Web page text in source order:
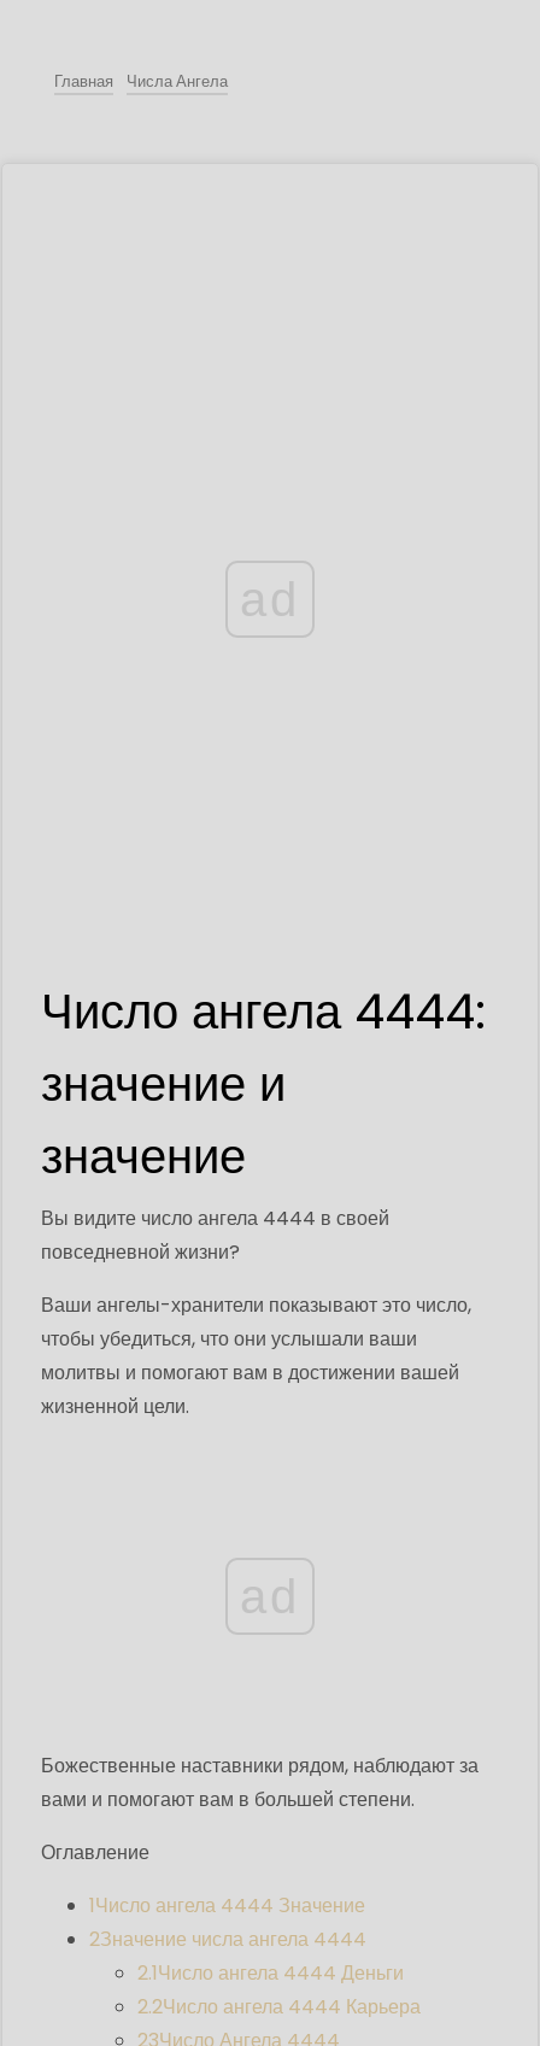
Главная Числа Ангела
ad
Число ангела 4444:
значение и
значение
Вы видите число ангела 4444 в своей
повседневной жизни?
Ваши ангелы-хранители показывают это число,
чтобы убедиться, что они услышали ваши
молитвы и помогают вам в достижении вашей
жизненной цели.
ad
Божественные наставники рядом, наблюдают за
вами и помогают вам в большей степени.
Оглавление
1Число ангела 4444 Значение
2Значение числа ангела 4444
2.1Число ангела 4444 Деньги
2.2Число ангела 4444 Карьера
23Число Ангела 4444